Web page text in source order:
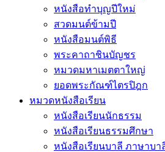
หนังสือทำบุญปีใหม่
สวดมนต์ข้ามปี
หนังสือมนต์พิธี
พระคาถาชินบัญชร
หมวดมหาเมตตาใหญ่
ยอดพระกัณฑ์ไตรปิฎก
หมวดหนังสือเรียน
หนังสือเรียนนักธรรม
หนังสือเรียนธรรมศึกษา
หนังสือเรียนบาลี ภาษาบา